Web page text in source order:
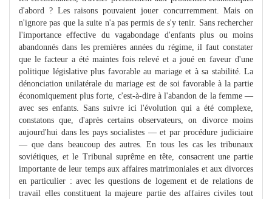
d'abord ? Les raisons pouvaient jouer concurremment. Mais on
n'ignore pas que la suite n'a pas permis de s'y tenir. Sans rechercher
l'importance effective du vagabondage d'enfants plus ou moins
abandonnés dans les premières années du régime, il faut constater
que le facteur a été maintes fois relevé et a joué en faveur d'une
politique législative plus favorable au mariage et à sa stabilité. La
dénonciation unilatérale du mariage est de soi favorable à la partie
économiquement plus forte, c'est-à-dire à l'abandon de la femme —
avec ses enfants. Sans suivre ici l'évolution qui a été complexe,
constatons que, d'après certains observateurs, on divorce moins
aujourd'hui dans les pays socialistes — et par procédure judiciaire
— que dans beaucoup des autres. En tous les cas les tribunaux
soviétiques, et le Tribunal suprême en tête, consacrent une partie
importante de leur temps aux affaires matrimoniales et aux divorces
en particulier : avec les questions de logement et de relations de
travail elles constituent la majeure partie des affaires civiles tout